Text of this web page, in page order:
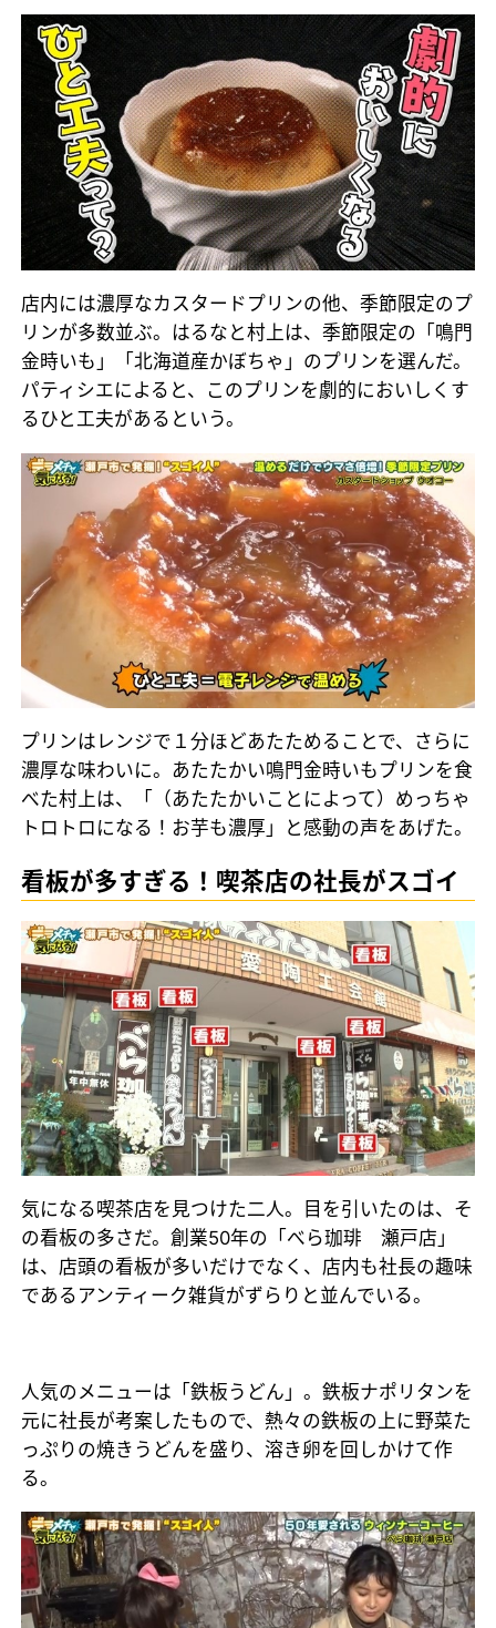
店内には濃厚なカスタードプリンの他、季節限定のプ
リンが多数並ぶ。はるなと村上は、季節限定の「鳴門
金時いも」「北海道産かぼちゃ」のプリンを選んだ。
パティシエによると、このプリンを劇的においしくす
るひと工夫があるという。
プリンはレンジで１分ほどあたためることで、さらに
濃厚な味わいに。あたたかい鳴門金時いもプリンを食
べた村上は、「（あたたかいことによって）めっちゃ
トロトロになる！お芋も濃厚」と感動の声をあげた。
看板が多すぎる！喫茶店の社長がスゴイ
気になる喫茶店を見つけた二人。目を引いたのは、そ
の看板の多さだ。創業50年の「べら珈琲 瀬戸店」
は、店頭の看板が多いだけでなく、店内も社長の趣味
であるアンティーク雑貨がずらりと並んでいる。
人気のメニューは「鉄板うどん」。鉄板ナポリタンを
元に社長が考案したもので、熱々の鉄板の上に野菜た
っぷりの焼きうどんを盛り、溶き卵を回しかけて作
る。